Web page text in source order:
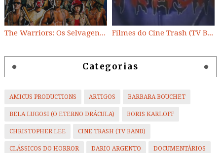
The Warriors: Os Selvagens da Noite Filmes do Cine Trash (TV BAND)
Categorias
AMICUS PRODUCTIONS ARTIGOS BARBARA BOUCHET
BELA LUGOSI (O ETERNO DRÁCULA) BORIS KARLOFF
CHRISTOPHER LEE CINE TRASH (TV BAND)
CLÁSSICOS DO HORROR DARIO ARGENTO DOCUMENTÁRIOS